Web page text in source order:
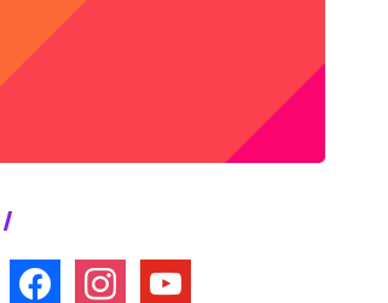
facebookinstagramyoutube